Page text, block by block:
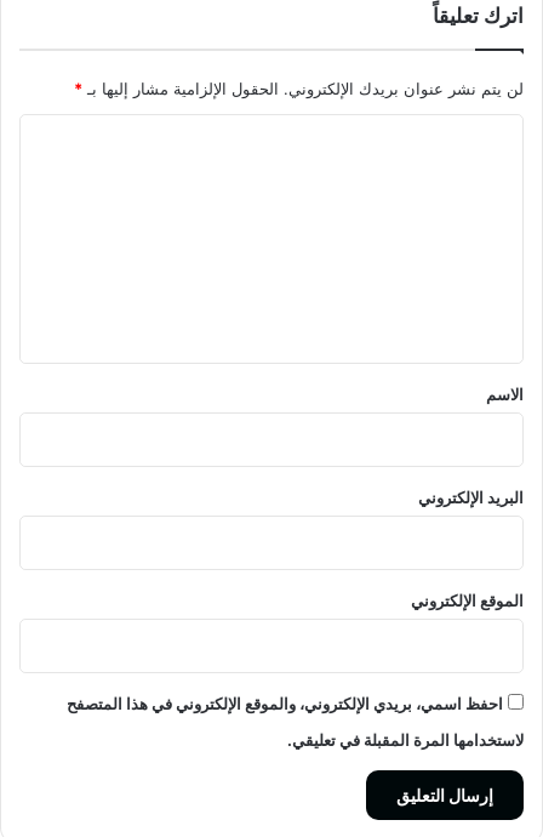
اترك تعليقاً
لن يتم نشر عنوان بريدك الإلكتروني. الحقول الإلزامية مشار إليها بـ *
*
الاسم
البريد الإلكتروني
الموقع الإلكتروني
احفظ اسمي، بريدي الإلكتروني، والموقع الإلكتروني في هذا المتصفح
لاستخدامها المرة المقبلة في تعليقي.